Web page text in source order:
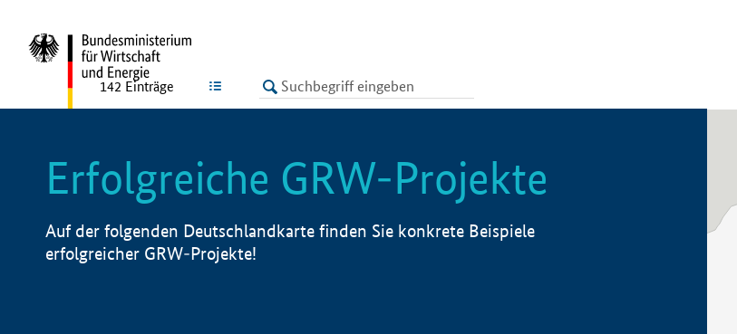
LISTE
142 Einträge
Erfolgreiche GRW-Projekte
Auf der folgenden Deutschlandkarte finden Sie konkrete Beispiele
erfolgreicher GRW-Projekte!